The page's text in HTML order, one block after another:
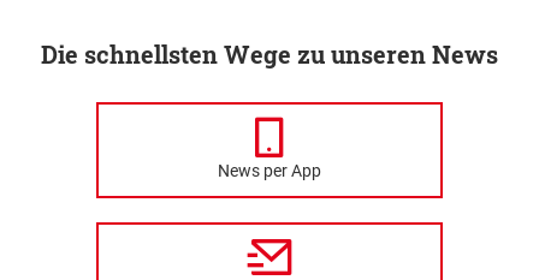
Die schnellsten Wege zu unseren News
News per App